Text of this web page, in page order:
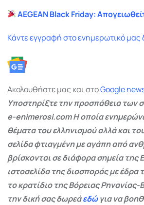
AEGEAN Black Friday:
Κάντε εγγραφή στο ενημερωτικό μας
Ακολουθήστε μας και στοGoogle
Υποστηρίξτε την προσπάθεια των
e-enimerosi.com Η οποία
θέματα του ελληνισμού αλλά και
σελίδα φτιαγμένη με αγάπη από
βρίσκονται σε διάφορα σημεία
ιστοσελίδα της διασποράς με έδρα
το κρατίδιο της Βόρειας
την δική σας δωρεάεδώγια να